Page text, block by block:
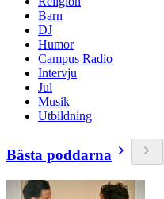
Barn
DJ
Humor
Campus Radio
Intervju
Jul
Musik
Utbildning
Bästa poddarna